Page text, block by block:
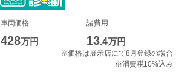
車両価格
428万円
諸費用
13.4万円
※価格は展示店にて8月登録の場合
※消費税10%込み